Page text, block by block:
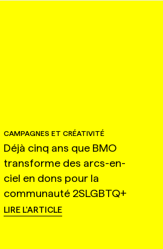
CAMPAGNES ET CRÉATIVITÉ
Déjà cinq ans que BMO
transforme des arcs-en-
ciel en dons pour la
communauté 2SLGBTQ+
LIRE L'ARTICLE